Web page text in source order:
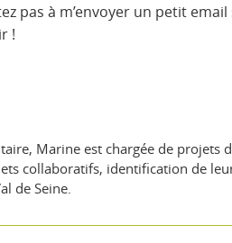
pas à m’envoyer un petit email
!
Marine est chargée de projets
collaboratifs, identification de
de Seine.